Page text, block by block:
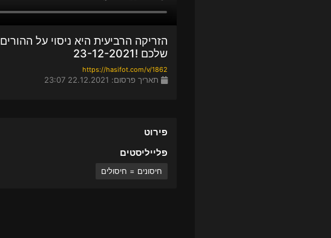
הזריקה הרביעית היא ניסוי על ההורים
שלכם !23-12-2021
https://hasifot.com/v/1862
תאריך פרסום: 22.12.2021 23:07
פירוט
פלייליסטים
חיסונים = חיסולים